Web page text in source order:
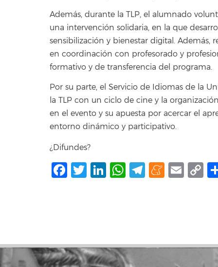
Además, durante la TLP, el alumnado
una intervención solidaria, en la que
sensibilización y bienestar digital. Además,
en coordinación con profesorado y
formativo y de transferencia del programa.
Por su parte, el Servicio de Idiomas de la
la TLP con un ciclo de cine y la
en el evento y su apuesta por acercar el
entorno dinámico y participativo.
¿Difundes?
Facebook
Twitter
LinkedIn
WhatsApp
Telegram